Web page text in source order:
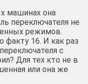
машинах она
переключателя не
режимов.
факту 16. И как раз
с
Для тех кто не в
или она же